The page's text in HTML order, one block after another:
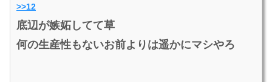
>>12
底辺が嫉妬してて草
何の生産性もないお前よりは遥かにマシやろ